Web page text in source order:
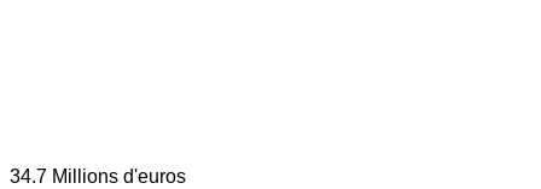
34.7 Millions d'euros